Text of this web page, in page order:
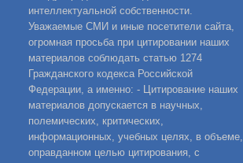
интеллектуальной собственности.
Уважаемые СМИ и иные посетители сайта,
огромная просьба при цитировании наших
материалов соблюдать статью 1274
Гражданского кодекса Российской
Федерации, а именно: - Цитирование наших
материалов допускается в научных,
полемических, критических,
информационных, учебных целях, в объеме,
оправданном целью цитирования, с